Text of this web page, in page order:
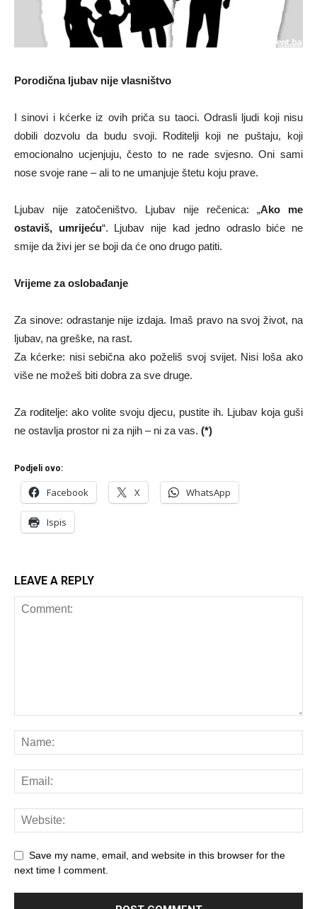
Porodična ljubav nije vlasništvo
I sinovi i kćerke iz ovih priča su taoci. Odrasli ljudi koji nisu
dobili dozvolu da budu svoji. Roditelji koji ne puštaju, koji
emocionalno ucjenjuju, često to ne rade svjesno. Oni sami
nose svoje rane – ali to ne umanjuje štetu koju prave.
Ljubav nije zatočeništvo. Ljubav nije rečenica: „Ako me
ostaviš, umrijeću“. Ljubav nije kad jedno odraslo biće ne
smije da živi jer se boji da će ono drugo patiti.
Vrijeme za oslobađanje
Za sinove: odrastanje nije izdaja. Imaš pravo na svoj život, na
ljubav, na greške, na rast.
Za kćerke: nisi sebična ako poželiš svoj svijet. Nisi loša ako
više ne možeš biti dobra za sve druge.
Za roditelje: ako volite svoju djecu, pustite ih. Ljubav koja guši
ne ostavlja prostor ni za njih – ni za vas. (*)
Podjeli ovo:
Facebook X WhatsApp
Ispis
LEAVE A REPLY
Save my name, email, and website in this browser for the
next time I comment.